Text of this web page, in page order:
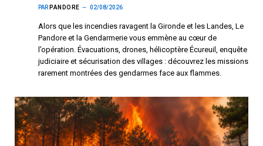
PAR PANDORE 02/08/2026
Alors que les incendies ravagent la Gironde et les Landes, Le
Pandore et la Gendarmerie vous emmène au cœur de
l’opération. Évacuations, drones, hélicoptère Écureuil, enquête
judiciaire et sécurisation des villages : découvrez les missions
rarement montrées des gendarmes face aux flammes.